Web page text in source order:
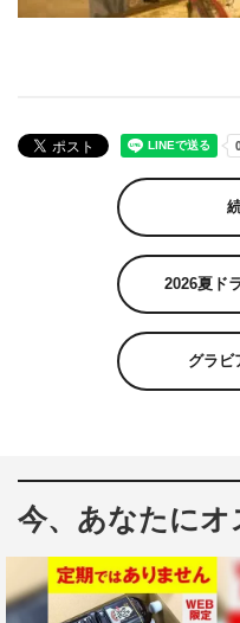
2026夏ド
グラビ
今、あなたにオ